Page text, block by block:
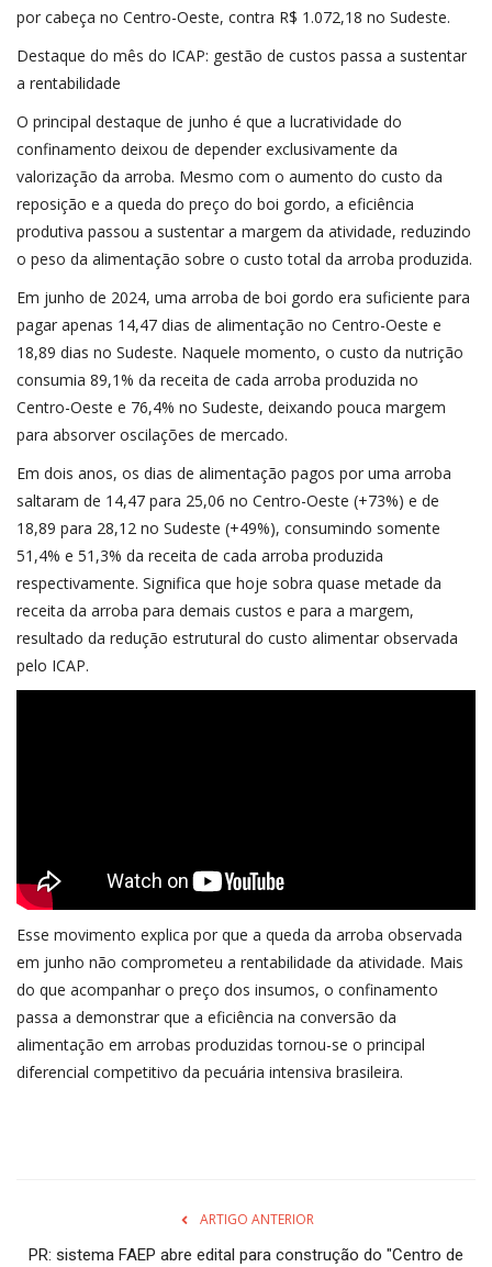
por cabeça no Centro-Oeste, contra R$ 1.072,18 no Sudeste.
Destaque do mês do ICAP: gestão de custos passa a sustentar
a rentabilidade
O principal destaque de junho é que a lucratividade do
confinamento deixou de depender exclusivamente da
valorização da arroba. Mesmo com o aumento do custo da
reposição e a queda do preço do boi gordo, a eficiência
produtiva passou a sustentar a margem da atividade, reduzindo
o peso da alimentação sobre o custo total da arroba produzida.
Em junho de 2024, uma arroba de boi gordo era suficiente para
pagar apenas 14,47 dias de alimentação no Centro-Oeste e
18,89 dias no Sudeste. Naquele momento, o custo da nutrição
consumia 89,1% da receita de cada arroba produzida no
Centro-Oeste e 76,4% no Sudeste, deixando pouca margem
para absorver oscilações de mercado.
Em dois anos, os dias de alimentação pagos por uma arroba
saltaram de 14,47 para 25,06 no Centro-Oeste (+73%) e de
18,89 para 28,12 no Sudeste (+49%), consumindo somente
51,4% e 51,3% da receita de cada arroba produzida
respectivamente. Significa que hoje sobra quase metade da
receita da arroba para demais custos e para a margem,
resultado da redução estrutural do custo alimentar observada
pelo ICAP.
Esse movimento explica por que a queda da arroba observada
em junho não comprometeu a rentabilidade da atividade. Mais
do que acompanhar o preço dos insumos, o confinamento
passa a demonstrar que a eficiência na conversão da
alimentação em arrobas produzidas tornou-se o principal
diferencial competitivo da pecuária intensiva brasileira.
ARTIGO ANTERIOR
PR: sistema FAEP abre edital para construção do "Centro de